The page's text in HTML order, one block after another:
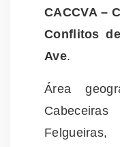
CACCVA –
Conflitos
Ave.
Área